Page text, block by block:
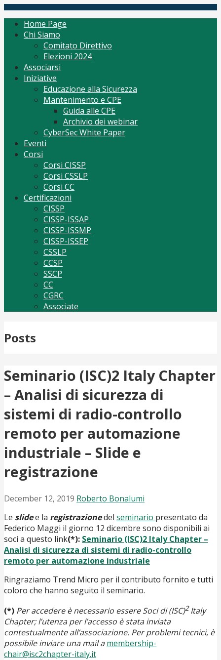
Skip
to
content
(ISC)2 Italy Chapter
Tutto per CISSP Corsi Orientamento mantenimento
Home Page
Chi Siamo
Comitato Direttivo
Elezioni 2024
Associarsi
Iniziative
Educazione alla Sicurezza
Mantenimento e CPE
Guida alle CPE
Archivio dei webinar
CyberSec White Paper
Eventi
Corsi
Corsi CISSP
Corsi CSSLP
Corsi CC
Certificazioni
CISSP
CISSP-ISSAP
CISSP-ISSMP
CISSP-ISSEP
CSSLP
CCSP
SSCP
CC
CGRC
Associate
Posts
Seminario (ISC)2 Italy Chapter
– Analisi di sicurezza di
sistemi di radio-controllo
remoto per automazione
industriale – Slide e
registrazione
December 12, 2019 Roberto Bonalumi
Le slidee la registrazionedel seminario presentato da
Federico Maggi il giorno 12 dicembre sono disponibili ai
soci a questo link(*): Seminario (ISC)2 Italy Chapter –
Analisi di sicurezza di sistemi di radio-controllo
remoto per automazione industriale
Ringraziamo Trend Micro per il contributo fornito e tutti
coloro che hanno seguito il seminario.
(*) Per accedere è necessario essere Soci di (ISC)2Italy
Chapter; l’utenza per l’accesso è stata inviata
contestualmente all’associazione. Per problemi tecnici, è
possibile inviare una mail amembership-
chair@isc2chapter-italy.it